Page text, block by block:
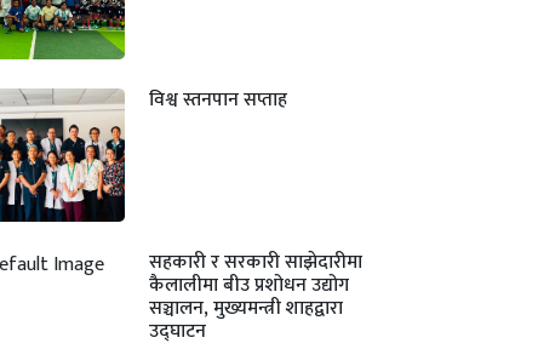
विश्व स्तनपान सप्ताह
सहकारी र सरकारी साझेदारीमा
कैलालीमा बीउ प्रशोधन उद्योग
सञ्चालन, मुख्यमन्त्री शाहद्वारा
उद्घाटन